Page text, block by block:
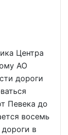
Центра
АО
дороги
Певека до
восемь
в